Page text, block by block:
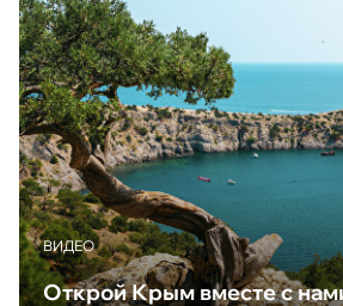
ВИДЕО
Открой Крым вместе с